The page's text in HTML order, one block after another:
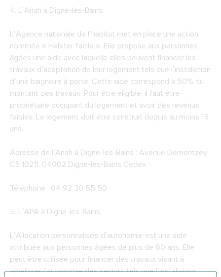
4. L’Anah à Digne-les-Bains
L’Agence nationale de l’habitat met en place une action
nommée « Habiter facile ». Elle propose aux personnes
âgées une aide avec laquelle elles peuvent financer les
travaux d’adaptation de leur logement tels que l’installation
d’une baignoire à porte. Cette aide correspond à 50% du
montant des travaux. Pour être éligible, il faut être
propriétaire occupant du logement et avoir des revenus
faibles. Le logement doit être construit depuis au moins 15
ans.
Adresse de l’Anah à Digne-les-Bains : Avenue Demontzey
CS 10211, 04002 Digne-les-Bains Cedex
Téléphone : 04 92 30 55 50
5. L’APA à Digne-les-Bains
L’Allocation personnalisée d’autonomie est une aide
attribuée aux personnes âgées de plus de 60 ans. Elle
peut être utilisée pour financer des travaux visant à
améliorer l’autonomie des seniors tels que l’installation